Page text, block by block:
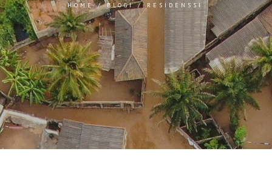
HOME/BLOGI/ RESIDENSSI